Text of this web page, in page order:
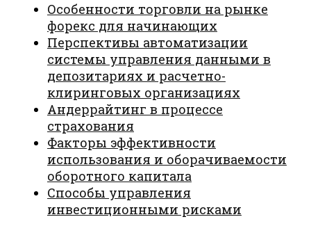
Особенности торговли на рынке
форекс для начинающих
Перспективы автоматизации
системы управления данными в
депозитариях и расчетно-
клиринговых организациях
Андеррайтинг в процессе
страхования
Факторы эффективности
использования и оборачиваемости
оборотного капитала
Способы управления
инвестиционными рисками